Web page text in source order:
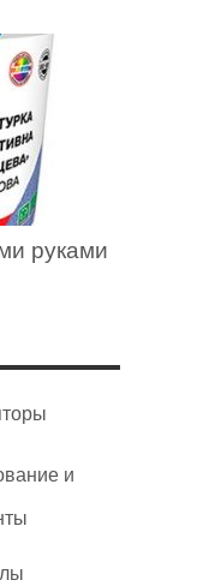
руками
и